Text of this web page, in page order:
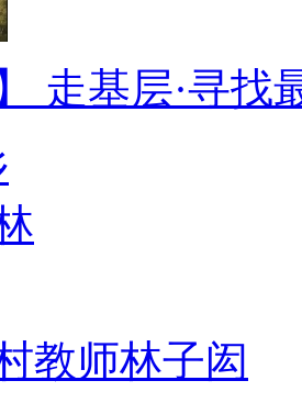
】 走基层·寻
教师林子闳